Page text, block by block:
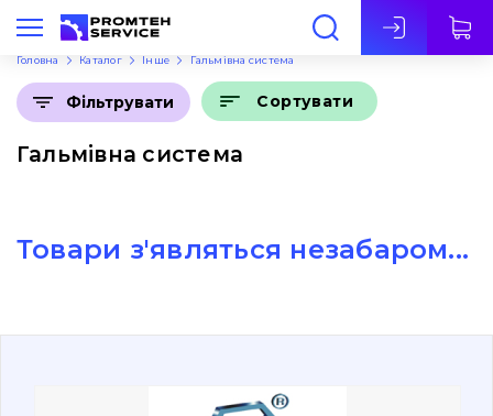
Укр
Головна Каталог Інше Гальмівна система
Гальмівна система
Фільтрувати Сортувати
Товари з'являться незабаром...